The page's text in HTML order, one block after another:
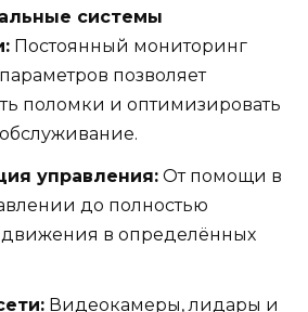
системы
Постоянный мониторинг
позволяет
поломки и оптимизировать
управления: От помощи в
до полностью
движения в определённых
Видеокамеры, лидары и